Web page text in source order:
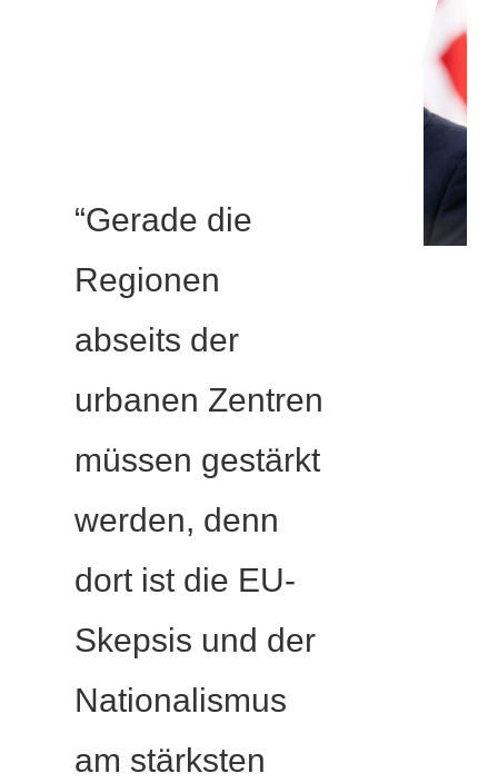
“Gerade die
Regionen
abseits der
urbanen Zentren
müssen gestärkt
werden, denn
dort ist die EU-
Skepsis und der
Nationalismus
am stärksten